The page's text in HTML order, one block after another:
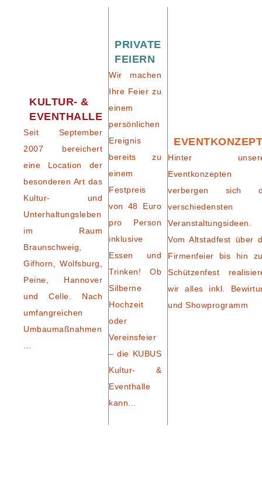
KULTUR- &
EVENTHALLE
Seit September
2007 bereichert
eine Location der
besonderen Art das
Kultur- und
Unterhaltungsleben
im Raum
Braunschweig,
Gifhorn, Wolfsburg,
Peine, Hannover
und Celle. Nach
umfangreichen
Umbaumaßnahmen
PRIVATE
FEIERN
Wir machen
Ihre Feier zu
einem
persönlichen
Ereignis
bereits zu
einem
Festpreis
von 48 Euro
pro Person
inklusive
Essen und
Trinken! Ob
Silberne
Hochzeit
oder
Vereinsfeier
– die KUBUS
Kultur- &
Eventhalle
kann...
Hinter
Eventkonzepten
verbergen sich
verschiedensten
Veranstaltungsideen.
Vom Altstadfest über
Firmenfeier bis hin
Schützenfest
wir alles inkl.
und Showprogramm